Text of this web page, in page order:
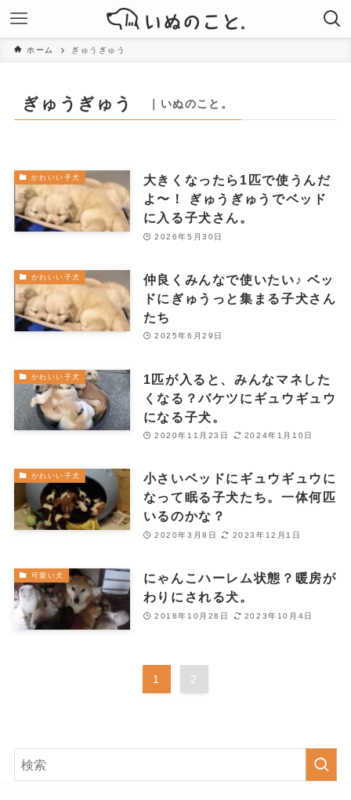
ホーム ぎゅうぎゅう
ぎゅうぎゅう ｜いぬのこと。
かわいい子犬
大きくなったら1匹で使うんだ
よ〜！ ぎゅうぎゅうでベッド
に入る子犬さん。
2026年5月30日
かわいい子犬
仲良くみんなで使いたい♪ ベッ
ドにぎゅうっと集まる子犬さん
たち
2025年6月29日
かわいい子犬
1匹が入ると、みんなマネした
くなる？バケツにギュウギュウ
になる子犬。
2020年11月23日 2024年1月10日
かわいい子犬
小さいベッドにギュウギュウに
なって眠る子犬たち。一体何匹
いるのかな？
2020年3月8日 2023年12月1日
可愛い犬
にゃんこハーレム状態？暖房が
わりにされる犬。
2018年10月28日 2023年10月4日
1 2